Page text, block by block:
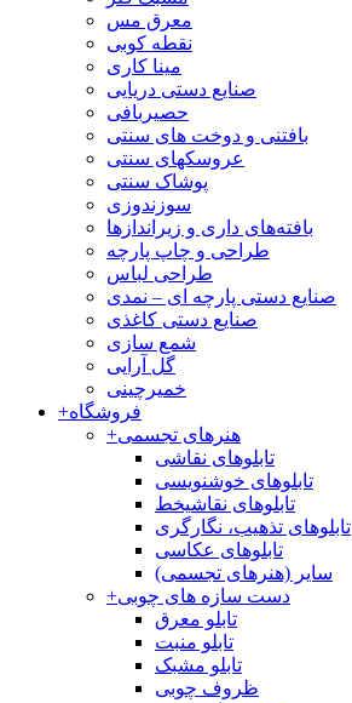
معرق مس
نقطه کوبی
مینا کاری
صنایع دستی دریایی
حصیربافی
بافتنی‌ و دوخت های سنتی
عروسکهای سنتی
پوشاک سنتی
سوزندوزی
بافته‌های داری و زیراندازها
طراحی و چاپ پارچه
طراحی لباس
صنایع دستی پارچه ای – نمدی
صنایع دستی کاغذی
شمع سازی
گل آرایی
خمیرچینی
+فروشگاه
+هنرهای تجسمی
تابلوهای نقاشی
تابلوهای خوشنویسی
تابلوهای نقاشیخط
تابلوهای تذهیب، نگارگری
تابلوهای عکاسی
سایر (هنرهای تجسمی)
+دست سازه های چوبی
تابلو معرق
تابلو منبت
تابلو مشبک
ظروف چوبی